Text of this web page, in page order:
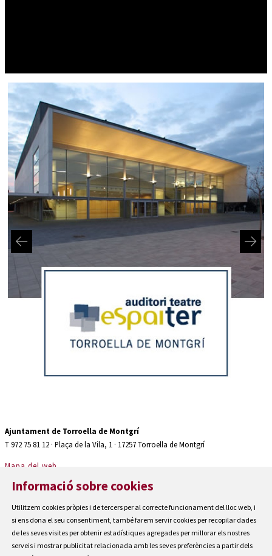
Ajuntament de Torroella de Montgrí
T 972 75 81 12 · Plaça de la Vila, 1 · 17257 Torroella de Montgrí
Mapa del web
Avís Legal
Cookies
Contactar
Informació sobre cookies
Utilitzem cookies pròpies i de tercers per al correcte funcionament del lloc web, i
si ens dona el seu consentiment, també farem servir cookies per recopilar dades
de les seves visites per obtenir estadístiques agregades per millorar els nostres
serveis i mostrar publicitat relacionada amb les seves preferències a partir dels